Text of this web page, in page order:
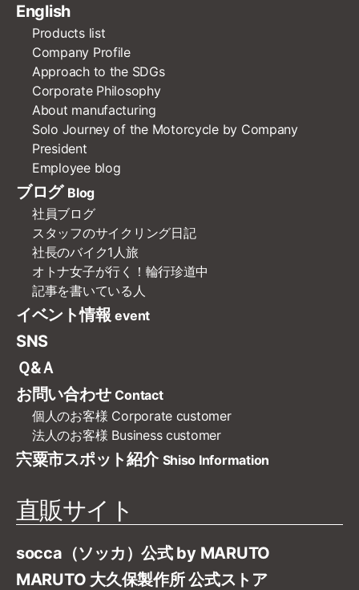
English
Products list
Company Profile
Approach to the SDGs
Corporate Philosophy
About manufacturing
Solo Journey of the Motorcycle by Company
President
Employee blog
ブログ Blog
社員ブログ
スタッフのサイクリング日記
社長のバイク1人旅
オトナ女子が行く！輪行珍道中
記事を書いている人
イベント情報 event
SNS
Ｑ&Ａ
お問い合わせ Contact
個人のお客様 Corporate customer
法人のお客様 Business customer
宍粟市スポット紹介 Shiso Information
直販サイト
socca（ソッカ）公式 by MARUTO
MARUTO 大久保製作所 公式ストア